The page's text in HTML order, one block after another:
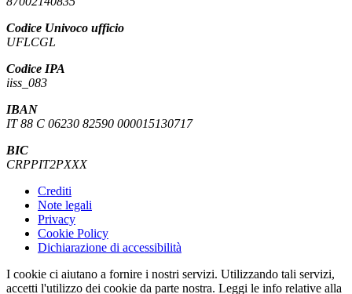
Codice Univoco ufficio
UFLCGL
Codice IPA
iiss_083
IBAN
IT 88 C 06230 82590 000015130717
BIC
CRPPIT2PXXX
Crediti
Note legali
Privacy
Cookie Policy
Dichiarazione di accessibilità
I cookie ci aiutano a fornire i nostri servizi. Utilizzando tali servizi,
accetti l'utilizzo dei cookie da parte nostra. Leggi le info relative alla